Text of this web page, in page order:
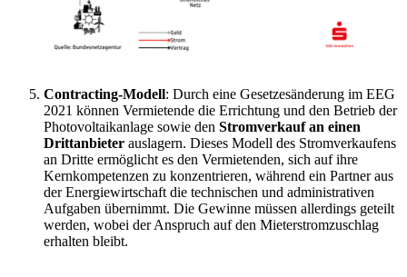
Contracting-Modell: Durch eine Gesetzesänderung im EEG
2021 können Vermietende die Errichtung und den Betrieb der
Photovoltaikanlage sowie den Stromverkauf an einen
Drittanbieter auslagern. Dieses Modell des Stromverkaufens
an Dritte ermöglicht es den Vermietenden, sich auf ihre
Kernkompetenzen zu konzentrieren, während ein Partner aus
der Energiewirtschaft die technischen und administrativen
Aufgaben übernimmt. Die Gewinne müssen allerdings geteilt
werden, wobei der Anspruch auf den Mieterstromzuschlag
erhalten bleibt.